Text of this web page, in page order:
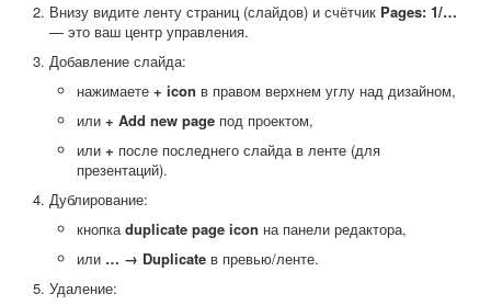
Внизу видите ленту страниц (слайдов) и счётчик Pages: 1/…
— это ваш центр управления.
Добавление слайда:
нажимаете + icon в правом верхнем углу над дизайном,
или + Add new page под проектом,
или + после последнего слайда в ленте (для
презентаций).
Дублирование:
кнопкаduplicate page icon на панели редактора,
или … → Duplicate в превью/ленте.
Удаление: